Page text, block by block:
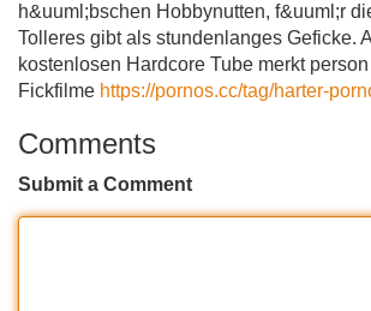
h&uuml;bschen Hobbynutten, f&uuml;r
Tolleres gibt als stundenlanges Geficke.
kostenlosen Hardcore Tube merkt
Fickfilme https://pornos.cc/tag/harter-
Comments
Submit a Comment